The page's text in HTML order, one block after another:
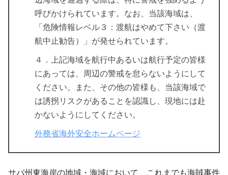
呼びかけられています。なお、当該海域は、
「危険情報レベル３：渡航はやめて下さい（渡
航中止勧告）」が発せられています。
４．上記海域を航行中あるいは航行予定の皆様
にあっては、周辺の警戒を怠らないようにして
ください。また、その他の皆様も、当該海域で
は誘拐リスクがあることを認識し、現地には赴
かないようにしてください。
外務省海外安全ホームページ
サバ州東海岸の地域・海域において、これまでも海賊事件